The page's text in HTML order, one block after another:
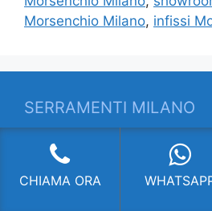
Morsenchio Milano, infissi
SERRAMENTI MILANO
Fornitura di serramenti di
soluzioni all’avanguardia.
CHIAMA ORA